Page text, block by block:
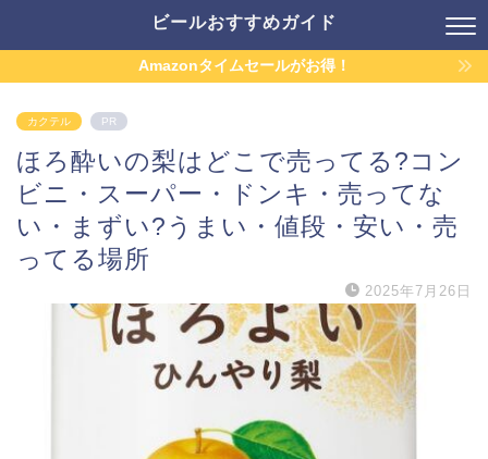
ビールおすすめガイド
Amazonタイムセールがお得！
カクテル PR
ほろ酔いの梨はどこで売ってる?コン
ビニ・スーパー・ドンキ・売ってな
い・まずい?うまい・値段・安い・売
ってる場所
2025年7月26日